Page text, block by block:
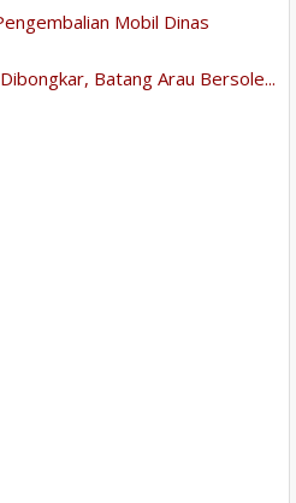
Mobil Dinas
Batang Arau Bersole...